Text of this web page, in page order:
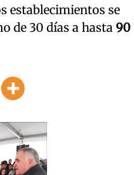
establecimientos se
de 30 días a hasta 90